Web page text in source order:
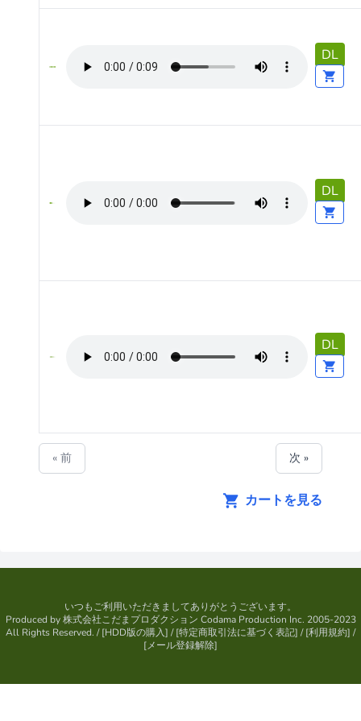
DL
DL
DL
« 前 次 »
カートを見る
いつもご利用いただきましてありがとうございます。
Produced by株式会社こだまプロダクション Codama Production Inc. 2005-2023
All Rights Reserved. / [HDD版の購入] / [特定商取引法に基づく表記] / [利用規約] /
[メール登録解除]